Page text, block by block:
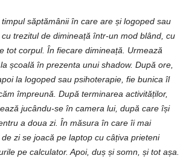
săptămânii în care are și logoped sau
trezitul de dimineață într-un mod blând, cu
tot corpul. În fiecare dimineață. Urmează
școală în prezenta unui shadow. După ore,
la logoped sau psihoterapie, fie bunica îl
împreună. După terminarea activităților,
jucându-se în camera lui, după care își
a doua zi. În măsura în care îi mai
zi se joacă pe laptop cu câțiva prieteni
pe calculator. Apoi, duș și somn, și tot așa.